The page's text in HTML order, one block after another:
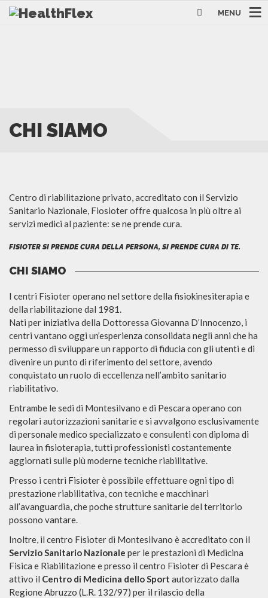
MENU
CHI SIAMO
Centro di riabilitazione privato, accreditato con il Servizio
Sanitario Nazionale, Fiosioter offre qualcosa in più oltre ai
servizi medici al paziente: se ne prende cura.
FISIOTER SI PRENDE CURA DELLA PERSONA, SI PRENDE CURA DI TE.
CHI SIAMO
I centri Fisioter operano nel settore della fisiokinesiterapia e
della riabilitazione dal 1981.
Nati per iniziativa della Dottoressa Giovanna D’Innocenzo, i
centri vantano oggi un’esperienza consolidata negli anni che ha
permesso di sviluppare un rapporto di fiducia con gli utenti e di
divenire un punto di riferimento del settore, avendo
conquistato un ruolo di eccellenza nell’ambito sanitario
riabilitativo.
Entrambe le sedi di Montesilvano e di Pescara operano con
regolari autorizzazioni sanitarie e si avvalgono esclusivamente
di personale medico specializzato e consulenti con diploma di
laurea in fisioterapia, tutti professionisti costantemente
aggiornati sulle più moderne tecniche riabilitative.
Presso i centri Fisioter è possibile effettuare ogni tipo di
prestazione riabilitativa, con tecniche e macchinari
all’avanguardia, che poche strutture sanitarie del territorio
possono vantare.
Inoltre, il centro Fisioter di Montesilvano è accreditato con il
Servizio Sanitario Nazionale per le prestazioni di Medicina
Fisica e Riabilitazione e presso il centro Fisioter di Pescara è
attivo il Centro di Medicina dello Sport autorizzato dalla
Regione Abruzzo (L.R. 132/97) per il rilascio della